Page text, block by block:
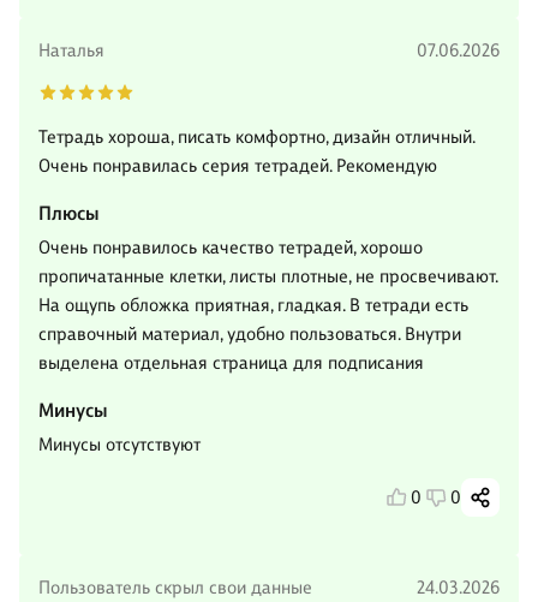
Наталья 07.06.2026
Тетрадь хороша, писать комфортно, дизайн отличный.
Очень понравилась серия тетрадей. Рекомендую
Плюсы
Очень понравилось качество тетрадей, хорошо
пропичатанные клетки, листы плотные, не просвечивают.
На ощупь обложка приятная, гладкая. В тетради есть
справочный материал, удобно пользоваться. Внутри
выделена отдельная страница для подписания
Минусы
Минусы отсутствуют
0 0
Пользователь скрыл свои данные 24.03.2026